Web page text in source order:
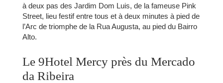
à deux pas des Jardim Dom Luis, de la fameuse Pink
Street, lieu festif entre tous et à deux minutes à pied de
l’Arc de triomphe de la Rua Augusta, au pied du Bairro
Alto.
Le 9Hotel Mercy près du Mercado
da Ribeira